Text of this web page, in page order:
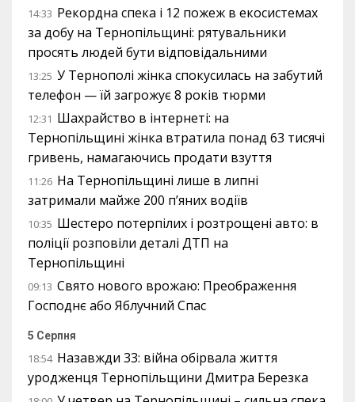
14:33 Рекордна спека і 12 пожеж в екосистемах
за добу на Тернопільщині: рятувальники
просять людей бути відповідальними
13:25 У Тернополі жінка спокусилась на забутий
телефон — їй загрожує 8 років тюрми
12:31 Шахрайство в інтернеті: на
Тернопільщині жінка втратила понад 63 тисячі
гривень, намагаючись продати взуття
11:26 На Тернопільщині лише в липні
затримали майже 200 п’яних водіїв
10:35 Шестеро потерпілих і розтрощені авто: в
поліції розповіли деталі ДТП на
Тернопільщині
09:13 Свято нового врожаю: Преображення
Господнє або Яблучний Спас
5 Серпня
18:54 Назавжди 33: війна обірвала життя
уродженця Тернопільщини Дмитра Березка